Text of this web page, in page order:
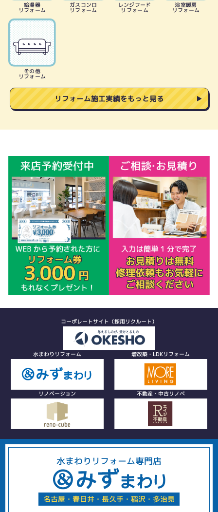
給湯器
リフォーム
ガスコンロ
リフォーム
レンジフード
リフォーム
浴室暖房
リフォーム
その他
リフォーム
リフォーム施工実績をもっと見る
コーポレートサイト（採用リクルート）
水まわりリフォーム 増改築・LDKリフォーム
リノベーション 不動産・中古リノベ
水まわりリフォーム専門店
名古屋・春日井・長久手・稲沢・多治見